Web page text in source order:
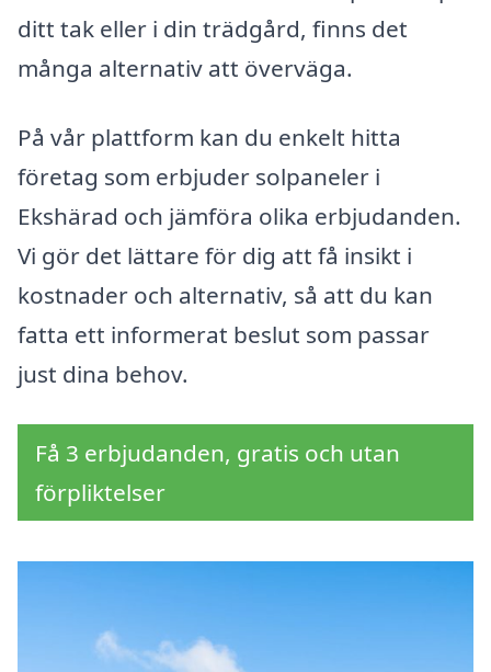
ditt tak eller i din trädgård, finns det
många alternativ att överväga.
På vår plattform kan du enkelt hitta
företag som erbjuder solpaneler i
Ekshärad och jämföra olika erbjudanden.
Vi gör det lättare för dig att få insikt i
kostnader och alternativ, så att du kan
fatta ett informerat beslut som passar
just dina behov.
Få 3 erbjudanden, gratis och utan
förpliktelser